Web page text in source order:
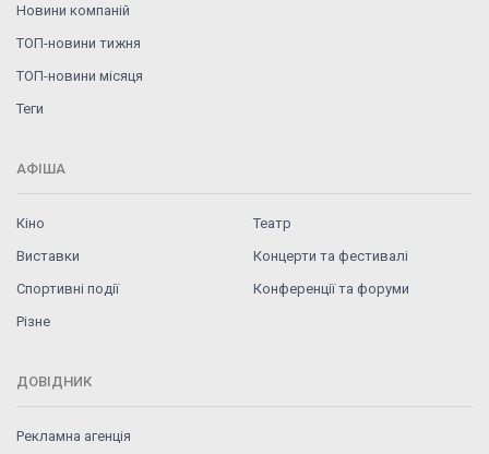
Новини компаній
ТОП-новини тижня
ТОП-новини місяця
Теги
АФІША
Кіно
Театр
Виставки
Концерти та фестивалі
Спортивні події
Конференції та форуми
Різне
ДОВІДНИК
Рекламна агенція